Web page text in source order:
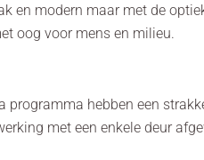
en modern maar met de
oog voor mens en milieu.
programma hebben een
met een enkele deur